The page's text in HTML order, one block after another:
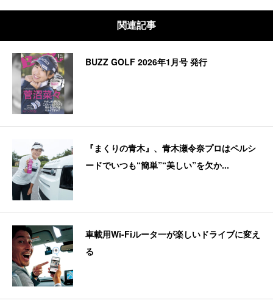
関連記事
BUZZ GOLF 2026年1月号 発行
『まくりの青木』、青木瀬令奈プロはペルシ
ードでいつも“簡単”“美しい”を欠か...
車載用Wi-Fiルータ一が楽しいドライブに変え
る